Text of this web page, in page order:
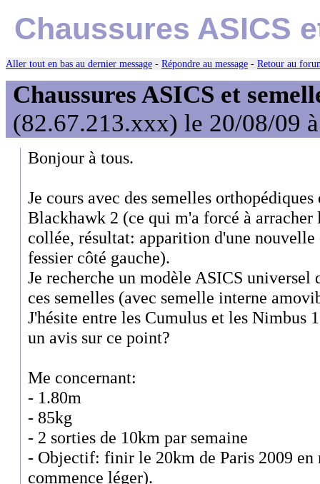
Chaussures ASICS
Aller tout en bas au dernier message - Répondre au message - Retour au
Chaussures ASICS et
(82.67.213.xxx) le 20/08/09
Bonjour à tous.
Je cours avec des semelles orthopédiques
Blackhawk 2 (ce qui m'a forcé à
collée, résultat: apparition d'une
fessier côté gauche).
Je recherche un modèle ASICS
ces semelles (avec semelle interne
J'hésite entre les Cumulus et les Nimbus
un avis sur ce point?
Me concernant:
- 1.80m
- 85kg
- 2 sorties de 10km par semaine
- Objectif: finir le 20km de Paris 2009 en
commence léger).